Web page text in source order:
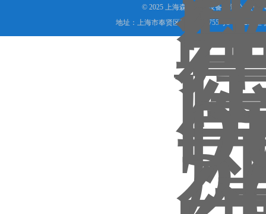
© 2025 上海森层机械设备有限公司
地址：上海市奉贤区沪杭公路755号8号楼208室